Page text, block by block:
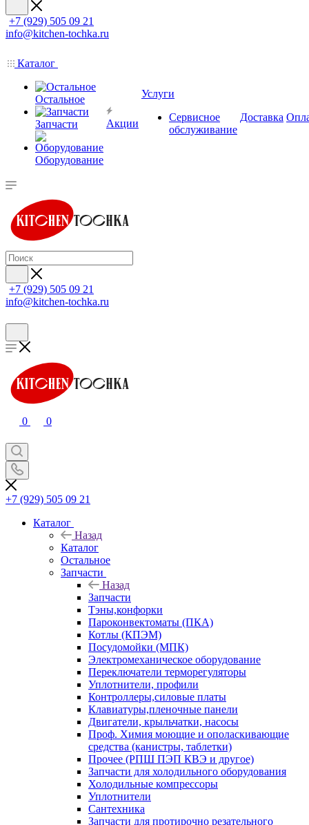
+7 (929) 505 09 21
info@kitchen-tochka.ru
Каталог
Остальное
Запчасти
Оборудование
Акции
Услуги
Сервисное
обслуживание
Доставка
+7 (929) 505 09 21
info@kitchen-tochka.ru
0 0
+7 (929) 505 09 21
Каталог
Назад
Каталог
Остальное
Запчасти
Назад
Запчасти
Тэны,конфорки
Пароконвектоматы (ПКА)
Котлы (КПЭМ)
Посудомойки (МПК)
Электромеханическое оборудование
Переключатели терморегуляторы
Уплотнители, профили
Контроллеры,силовые платы
Клавиатуры,пленочные панели
Двигатели, крыльчатки, насосы
Проф. Химия моющие и ополаскивающие
средства (канистры, таблетки)
Прочее (РПШ ПЭП КВЭ и другое)
Запчасти для холодильного оборудования
Холодильные компрессоры
Уплотнители
Сантехника
Запчасти для протирочно резательного